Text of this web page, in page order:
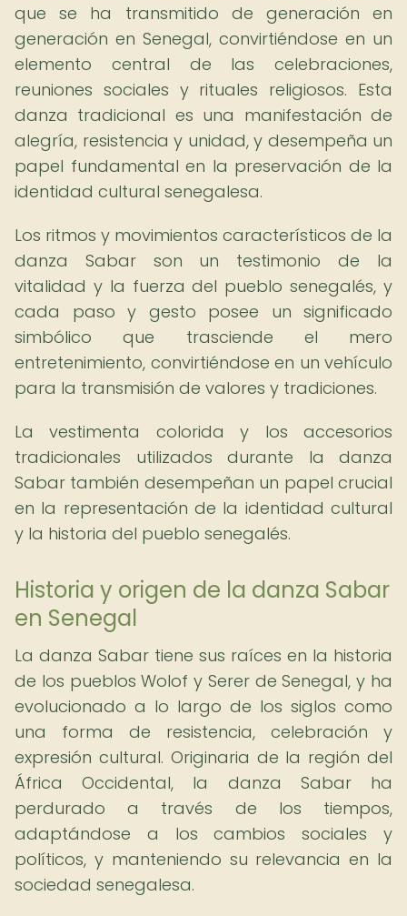
que se ha transmitido de generación en
generación en Senegal, convirtiéndose en un
elemento central de las celebraciones,
reuniones sociales y rituales religiosos. Esta
danza tradicional es una manifestación de
alegría, resistencia y unidad, y desempeña un
papel fundamental en la preservación de la
identidad cultural senegalesa.
Los ritmos y movimientos característicos de la
danza Sabar son un testimonio de la
vitalidad y la fuerza del pueblo senegalés, y
cada paso y gesto posee un significado
simbólico que trasciende el mero
entretenimiento, convirtiéndose en un vehículo
para la transmisión de valores y tradiciones.
La vestimenta colorida y los accesorios
tradicionales utilizados durante la danza
Sabar también desempeñan un papel crucial
en la representación de la identidad cultural
y la historia del pueblo senegalés.
Historia y origen de la danza Sabar
en Senegal
La danza Sabar tiene sus raíces en la historia
de los pueblos Wolof y Serer de Senegal, y ha
evolucionado a lo largo de los siglos como
una forma de resistencia, celebración y
expresión cultural. Originaria de la región del
África Occidental, la danza Sabar ha
perdurado a través de los tiempos,
adaptándose a los cambios sociales y
políticos, y manteniendo su relevancia en la
sociedad senegalesa.